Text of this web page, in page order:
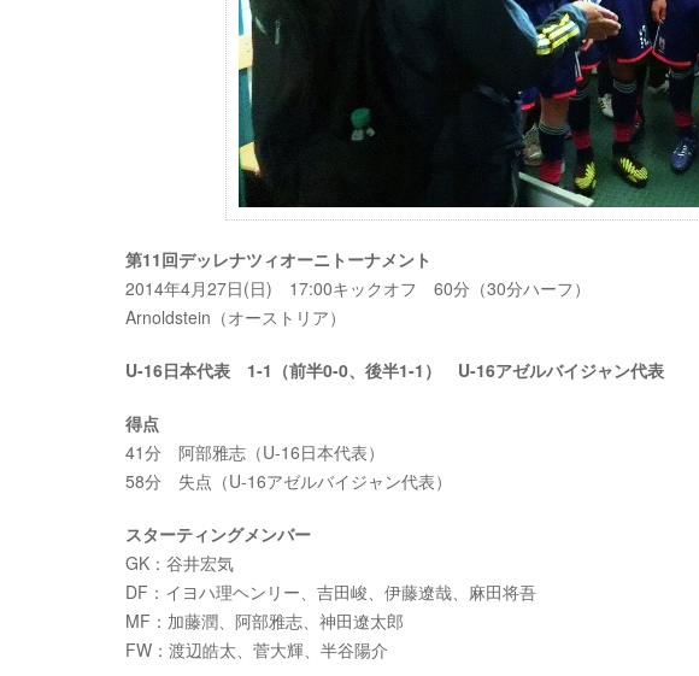
第11回デッレナツィオーニトーナメント
2014年4月27日(日) 17:00キックオフ 60分（30分ハーフ）
Arnoldstein（オーストリア）
U-16日本代表 1-1（前半0-0、後半1-1） U-16アゼルバイジャン代表
得点
41分 阿部雅志（U-16日本代表）
58分 失点（U-16アゼルバイジャン代表）
スターティングメンバー
GK：谷井宏気
DF：イヨハ理ヘンリー、吉田峻、伊藤遼哉、麻田将吾
MF：加藤潤、阿部雅志、神田遼太郎
FW：渡辺皓太、菅大輝、半谷陽介